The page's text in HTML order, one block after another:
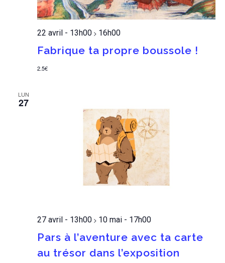
22 avril - 13h00> 16h00
Fabrique ta propre boussole !
2.5€
LUN
27
27 avril - 13h00> 10 mai - 17h00
Pars à l’aventure avec ta carte
au trésor dans l’exposition